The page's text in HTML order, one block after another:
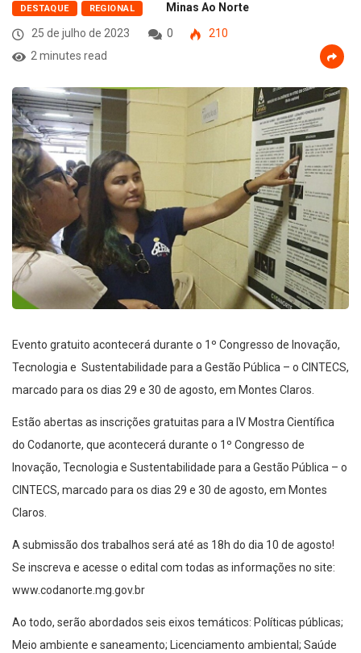
DESTAQUE REGIONAL
Minas Ao Norte
25 de julho de 2023
0
210
2 minutes read
Evento gratuito acontecerá durante o 1º Congresso de Inovação,
Tecnologia e Sustentabilidade para a Gestão Pública – o CINTECS,
marcado para os dias 29 e 30 de agosto, em Montes Claros.
Estão abertas as inscrições gratuitas para a IV Mostra Científica
do Codanorte, que acontecerá durante o 1º Congresso de
Inovação, Tecnologia e Sustentabilidade para a Gestão Pública – o
CINTECS, marcado para os dias 29 e 30 de agosto, em Montes
Claros.
A submissão dos trabalhos será até as 18h do dia 10 de agosto!
Se inscreva e acesse o edital com todas as informações no site:
www.codanorte.mg.gov.br
Ao todo, serão abordados seis eixos temáticos: Políticas públicas;
Meio ambiente e saneamento; Licenciamento ambiental; Saúde